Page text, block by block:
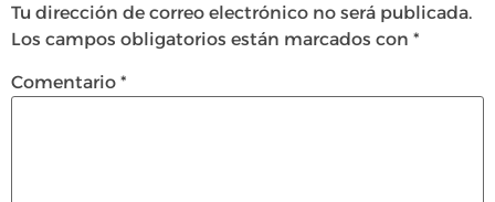
Tu dirección de correo electrónico no será publicada.
Los campos obligatorios están marcados con *
Comentario *